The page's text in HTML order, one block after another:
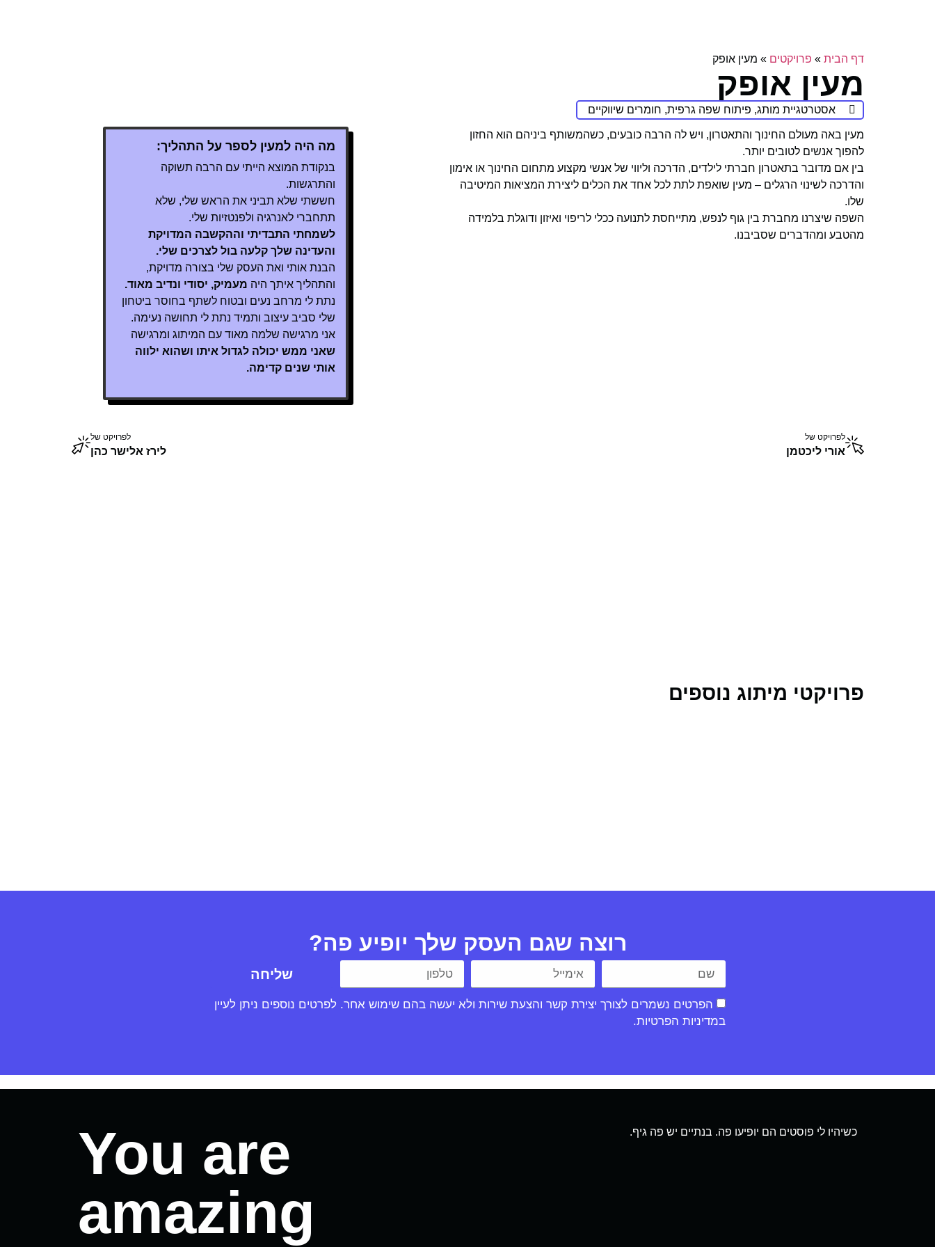
דף הבית » פרויקטים » מעין אופק
מעין אופק
אסטרטגיית מותג, פיתוח שפה גרפית, חומרים שיווקיים
מעין באה מעולם החינוך והתאטרון, ויש לה הרבה כובעים, כשהמשותף ביניהם הוא החזון
להפוך אנשים לטובים יותר.
בין אם מדובר בתאטרון חברתי לילדים, הדרכה וליווי של אנשי מקצוע מתחום החינוך או אימון
והדרכה לשינוי הרגלים – מעין שואפת לתת לכל אחד את הכלים ליצירת המציאות המיטיבה
שלו.
השפה שיצרנו מחברת בין גוף לנפש, מתייחסת לתנועה ככלי לריפוי ואיזון ודוגלת בלמידה
מהטבע ומהדברים שסביבנו.
מה היה למעין לספר על התהליך:
בנקודת המוצא הייתי עם הרבה תשוקה
והתרגשות.
חששתי שלא תביני את הראש שלי, שלא
תתחברי לאנרגיה ולפנטזיות שלי.
לשמחתי התבדיתי וההקשבה המדויקת
והעדינה שלך קלעה בול לצרכים שלי.
הבנת אותי ואת העסק שלי בצורה מדויקת,
והתהליך איתך היה מעמיק, יסודי ונדיב מאוד.
נתת לי מרחב נעים ובטוח לשתף בחוסר ביטחון
שלי סביב עיצוב ותמיד נתת לי תחושה נעימה.
אני מרגישה שלמה מאוד עם המיתוג ומרגישה
שאני ממש יכולה לגדול איתו ושהוא ילווה
אותי שנים קדימה.
לפרויקט של
אורי ליכטמן
לפרויקט של
לירז אלישר כהן
פרויקטי מיתוג נוספים
רוצה שגם העסק שלך יופיע פה?
הפרטים נשמרים לצורך יצירת קשר והצעת שירות ולא יעשה בהם שימוש אחר. לפרטים נוספים ניתן לעיין
במדיניות הפרטיות.
שליחה
You are
amazing
כשיהיו לי פוסטים הם יופיעו פה. בנתיים יש פה גיף.